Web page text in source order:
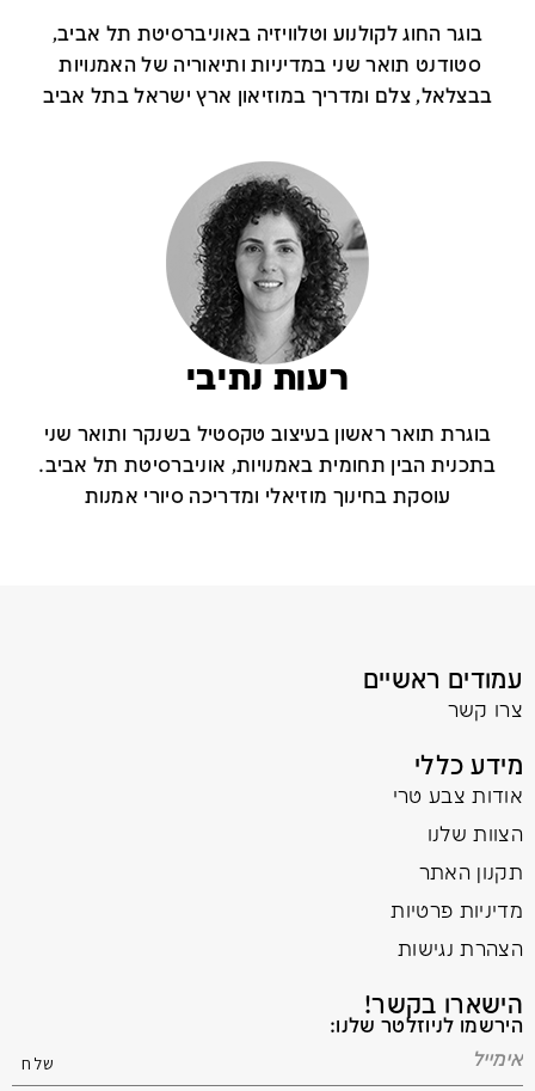
בוגר החוג לקולנוע וטלוויזיה באוניברסיטת תל אביב,
סטודנט תואר שני במדיניות ותיאוריה של האמנויות
בבצלאל, צלם ומדריך במוזיאון ארץ ישראל בתל אביב
רעות נתיבי
בוגרת תואר ראשון בעיצוב טקסטיל בשנקר ותואר שני
בתכנית הבין תחומית באמנויות, אוניברסיטת תל אביב.
עוסקת בחינוך מוזיאלי ומדריכה סיורי אמנות
עמודים ראשיים
צרו קשר
מידע כללי
אודות צבע טרי
הצוות שלנו
תקנון האתר
מדיניות פרטיות
הצהרת נגישות
הישארו בקשר!
הירשמו לניוזלטר שלנו: